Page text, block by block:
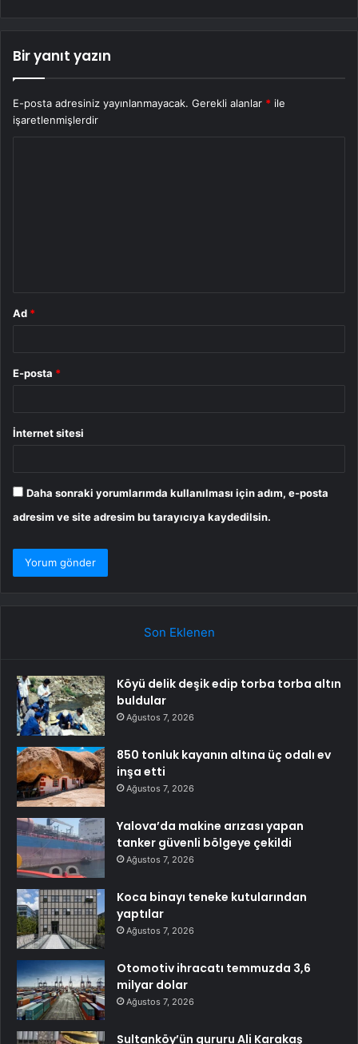
Bir yanıt yazın
E-posta adresiniz yayınlanmayacak. Gerekli alanlar * ile
işaretlenmişlerdir
Ad *
E-posta *
İnternet sitesi
Daha sonraki yorumlarımda kullanılması için adım, e-posta
adresim ve site adresim bu tarayıcıya kaydedilsin.
Son Eklenen
Köyü delik deşik edip torba torba altın
buldular
Ağustos 7, 2026
850 tonluk kayanın altına üç odalı ev
inşa etti
Ağustos 7, 2026
Yalova’da makine arızası yapan
tanker güvenli bölgeye çekildi
Ağustos 7, 2026
Koca binayı teneke kutularından
yaptılar
Ağustos 7, 2026
Otomotiv ihracatı temmuzda 3,6
milyar dolar
Ağustos 7, 2026
Sultanköy’ün gururu Ali Karakaş